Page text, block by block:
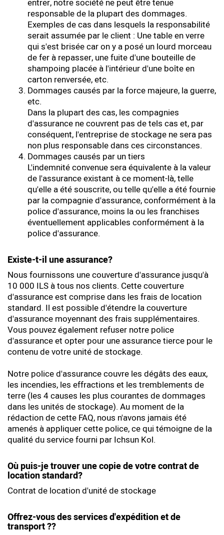
entrer, notre société ne peut être tenue
responsable de la plupart des dommages.
Exemples de cas dans lesquels la responsabilité
serait assumée par le client : Une table en verre
qui s'est brisée car on y a posé un lourd morceau
de fer à repasser, une fuite d'une bouteille de
shampoing placée à l'intérieur d'une boîte en
carton renversée, etc.
Dommages causés par la force majeure, la guerre,
etc.
Dans la plupart des cas, les compagnies
d'assurance ne couvrent pas de tels cas et, par
conséquent, l'entreprise de stockage ne sera pas
non plus responsable dans ces circonstances.
Dommages causés par un tiers
L'indemnité convenue sera équivalente à la valeur
de l'assurance existant à ce moment-là, telle
qu'elle a été souscrite, ou telle qu'elle a été fournie
par la compagnie d'assurance, conformément à la
police d'assurance, moins la ou les franchises
éventuellement applicables conformément à la
police d'assurance.
Existe-t-il une assurance?
Nous fournissons une couverture d'assurance jusqu'à
10 000 ILS à tous nos clients. Cette couverture
d'assurance est comprise dans les frais de location
standard. Il est possible d'étendre la couverture
d'assurance moyennant des frais supplémentaires.
Vous pouvez également refuser notre police
d'assurance et opter pour une assurance tierce pour le
contenu de votre unité de stockage.
Notre police d'assurance couvre les dégâts des eaux,
les incendies, les effractions et les tremblements de
terre (les 4 causes les plus courantes de dommages
dans les unités de stockage). Au moment de la
rédaction de cette FAQ, nous n'avons jamais été
amenés à appliquer cette police, ce qui témoigne de la
qualité du service fourni par Ichsun Kol.
Où puis-je trouver une copie de votre contrat de
location standard?
Contrat de location d'unité de stockage
Offrez-vous des services d'expédition et de
transport ??